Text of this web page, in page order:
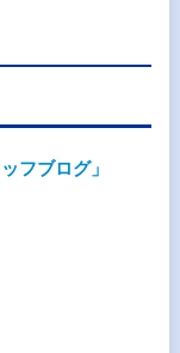
フブログ」